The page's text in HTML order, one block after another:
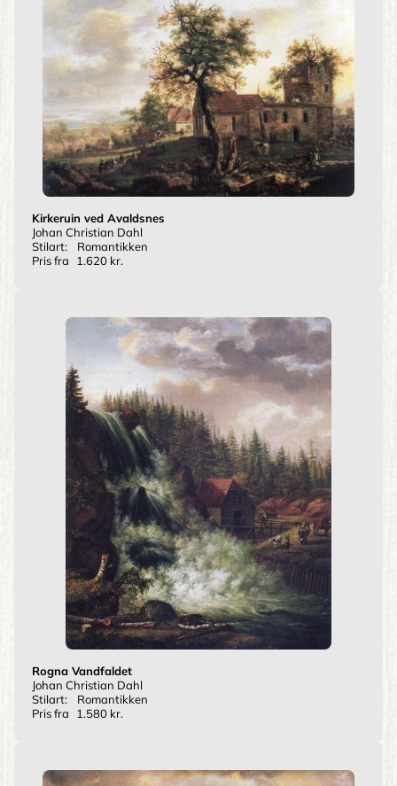
Kirkeruin ved Avaldsnes
Johan Christian Dahl
Stilart:
Romantikken
Pris fra
1.620 kr.
Rogna Vandfaldet
Johan Christian Dahl
Stilart:
Romantikken
Pris fra
1.580 kr.